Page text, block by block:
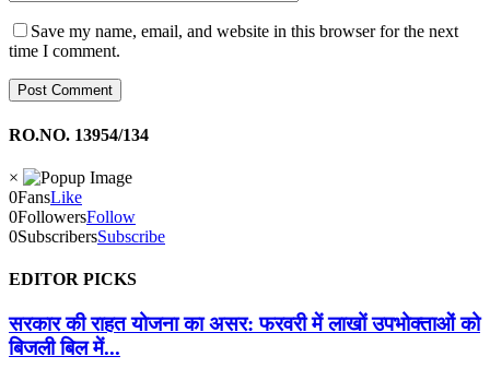
Save my name, email, and website in this browser for the next
time I comment.
RO.NO. 13954/134
×
0FansLike
0FollowersFollow
0SubscribersSubscribe
EDITOR PICKS
सरकार की राहत योजना का असर: फरवरी में लाखों उपभोक्ताओं को
बिजली बिल में...